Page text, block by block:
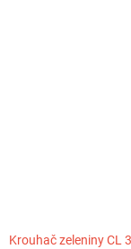
Krouhač zeleniny CL